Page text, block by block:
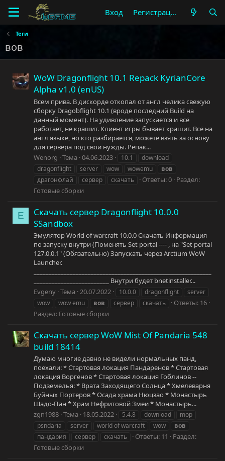
Вход Регистрация
Теги
вов
WoW Dragonflight 10.1 Repack KyrianCore
Alpha v1.0 (enUS)
Всем прива. В дискорде откопал от англ челика свежую
сборку Dragobflight 10.1 (вроде последний Build на
данный момент). На удивление запускается и всё
работает, не крашит. Клиент игры бывает крашит. Всё на
англ языке, но кто разбирается, можете взять за основу
для сервера под свои нужды. Репак...
Wenorg Тема 04.06.2023 10.1
download
dragonflight
server wow wowemu
вов
драгонфлай
сервер скачать Ответы: 0 Раздел:
Готовые сборки
E
Скачать сервер Dragonflight 10.0.0
SSandbox
Эмулятор World of warcraft 10.0.0 Скачать Информация
по запуску внутри (Поменять Set portal ---- , на "Set portal
127.0.0.1" (Обязательно) Запускать через Arctium WoW
Launcher.
_________________________ Внутри будет bnetinstaller...
Evgeny Тема 20.07.2022 10.0.0 dragonflight
server
wow
wow emu вов сервер скачать
Ответы: 16
Раздел: Готовые сборки
Скачать сервер WoW Mist Of Pandaria 548
build 18414
Думаю многие давно не видели нормальных панд,
поехали: * Стартовая локация Пандаренов * Стартовая
локация Воргенов * Стартовая локация Гоблинов --
Подземелья: * Врата Заходящего Солнца * Хмелеварня
Буйных Портеров * Осада храма Нюцзао * Монастырь
Шадо-Пан * Храм Нефритовой Змеи * Монастырь...
zgn1988 Тема 18.05.2022 5.4.8 download
mop
psndaria
server world of warcraft wow
вов
пандария
сервер скачать Ответы: 11
Раздел:
Готовые сборки